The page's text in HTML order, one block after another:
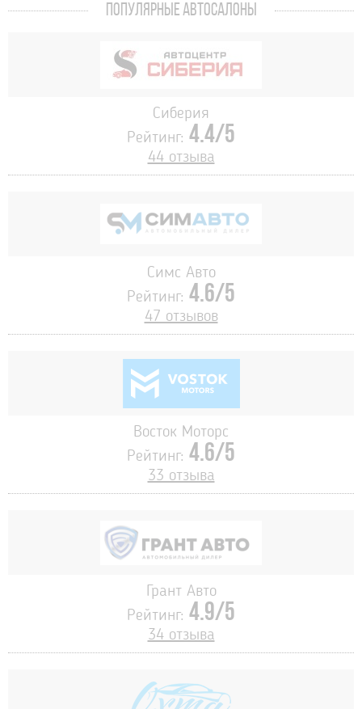
ПОПУЛЯРНЫЕ АВТОСАЛОНЫ
Сиберия
Рейтинг: 4.4/5
44 отзыва
Симс Авто
Рейтинг: 4.6/5
47 отзывов
Восток Моторс
Рейтинг: 4.6/5
33 отзыва
Грант Авто
Рейтинг: 4.9/5
34 отзыва